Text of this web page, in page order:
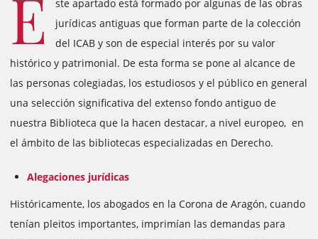
E
ste apartado está formado por algunas de las obras
jurídicas antiguas que forman parte de la colección
del ICAB y son de especial interés por su valor
histórico y patrimonial. De esta forma se pone al alcance de
las personas colegiadas, los estudiosos y el público en general
una selección significativa del extenso fondo antiguo de
nuestra Biblioteca que la hacen destacar, a nivel europeo, en
el ámbito de las bibliotecas especializadas en Derecho.
Alegaciones jurídicas
Históricamente, los abogados en la Corona de Aragón, cuando
tenían pleitos importantes, imprimían las demandas para